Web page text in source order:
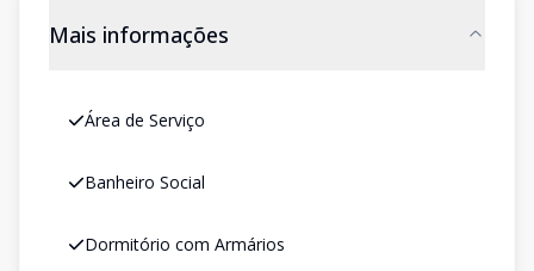
Mais informações
Área de Serviço
Banheiro Social
Dormitório com Armários